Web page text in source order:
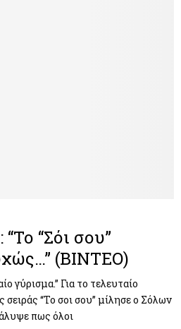
“Σόι σου”
(ΒΙΝΤΕΟ)
γύρισμα.” Για το τελευταίο
σειράς “Το σοι σου” μίλησε ο Σόλων
πως όλοι